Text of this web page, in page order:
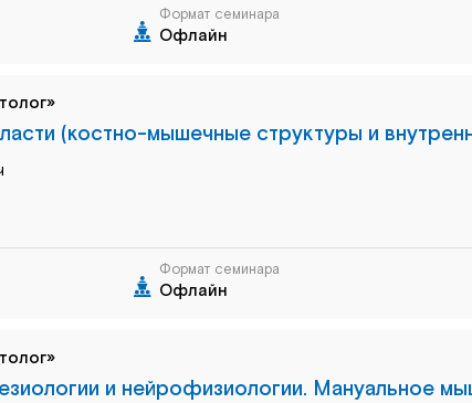
Формат семинара
Офлайн
(костно-мышечные структуры и
Формат семинара
Офлайн
и нейрофизиологии. Мануальное